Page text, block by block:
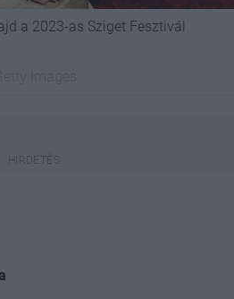
a 2023-as Sziget Fesztivál